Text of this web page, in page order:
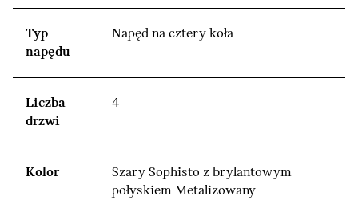
Typ
napędu
Napęd na cztery koła
Liczba
drzwi
4
Kolor
Szary Sophisto z brylantowym
połyskiem Metalizowany